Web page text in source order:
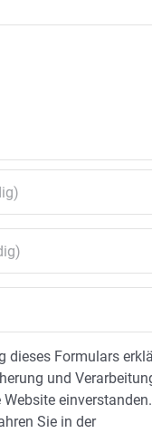
dieses Formulars
und
Sie in der